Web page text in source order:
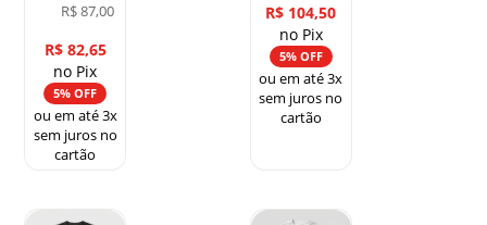
R$87,00
R$82,65
no Pix
5% OFF
ou em até 3x
sem juros no
cartão
R$ 104,50
no Pix
5% OFF
ou em até 3x
sem juros no
cartão